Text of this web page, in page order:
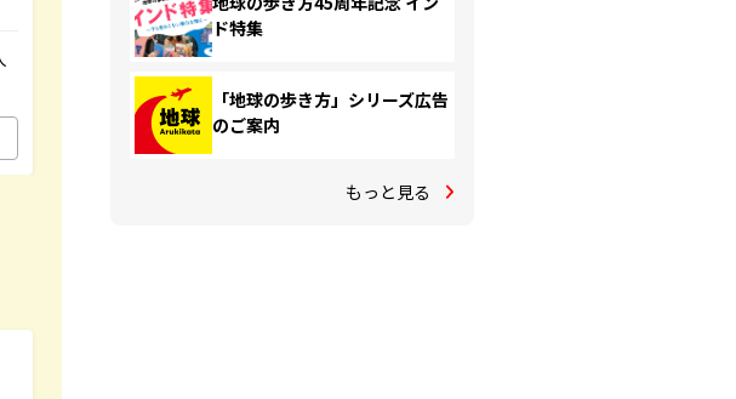
ド特集
「地球の歩き方」シリーズ広告
のご案内
もっと見る